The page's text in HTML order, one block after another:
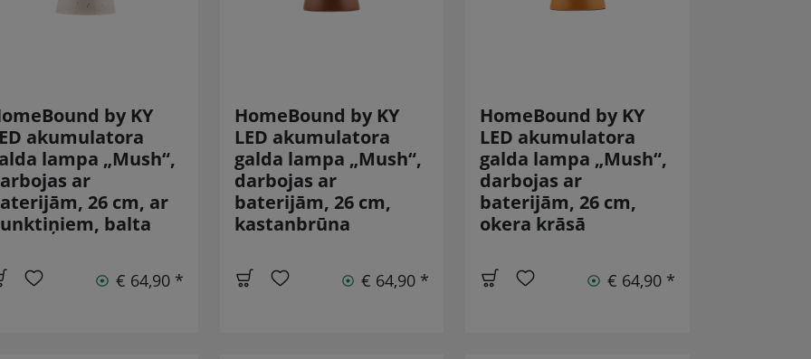
by KY
akumulatora
lampa „Mush“,
ar
26 cm, ar
balta
€ 64,90 *
HomeBound by KY
LED akumulatora
galda lampa „Mush“,
darbojas ar
baterijām, 26 cm,
kastanbrūna
€ 64,90 *
HomeBound by KY
LED akumulatora
galda lampa „Mush“,
darbojas ar
baterijām, 26 cm,
okera krāsā
€ 64,90 *